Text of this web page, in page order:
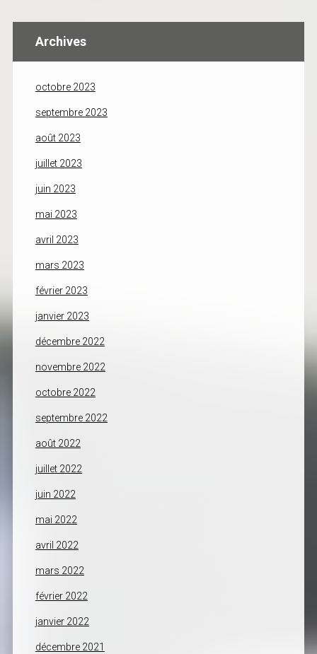
Archives
octobre 2023
septembre 2023
août 2023
juillet 2023
juin 2023
mai 2023
avril 2023
mars 2023
février 2023
janvier 2023
décembre 2022
novembre 2022
octobre 2022
septembre 2022
août 2022
juillet 2022
juin 2022
mai 2022
avril 2022
mars 2022
février 2022
janvier 2022
décembre 2021